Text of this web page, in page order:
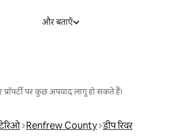
और बताएँ
पर कुछ अपवाद लागू हो सकते हैं।
Renfrew County डीप रिवर